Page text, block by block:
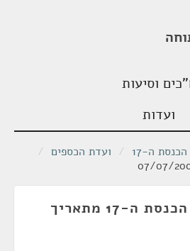
וסיעות
ועדות
הכנסת ה-17 / ועדת הכספים /
ישיבת ועדה של הכנסת ה-17 מתאריך